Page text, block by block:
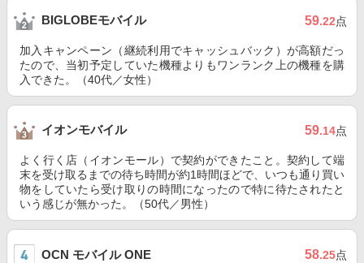
BIGLOBEモバイル 59.22点
加入キャンペーン（継続利用でキャッシュバック）が高額だっ
たので、当初予定していた機種よりもワンランク上の機種を購
入できた。（40代／女性）
イオンモバイル 59.14点
よく行く店（イオンモール）で契約ができたこと。契約して端
末を受け取るまでの待ち時間が約1時間ほどで、いつも通り買い
物をしていたら受け取りの時間になったので特に待たされたと
いう感じが無かった。（50代／男性）
OCN モバイル ONE 58.25点